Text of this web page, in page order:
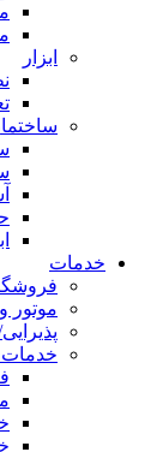
ابزار
خدمات
موتور
خدمات